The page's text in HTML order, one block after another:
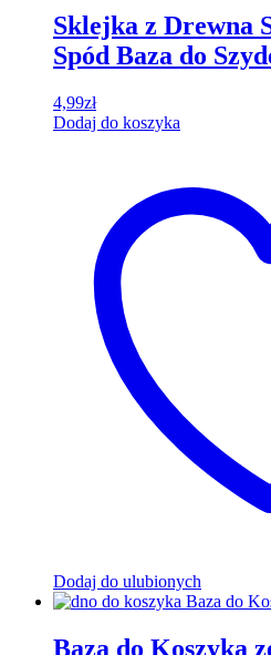
Sklejka z Drewna
Spód Baza do
4,99zł
Dodaj do koszyka
Dodaj do ulubionych
Baza do Koszyka